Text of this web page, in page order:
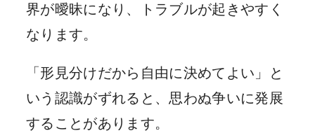
界が曖昧になり、トラブルが起きやすく
なります。
「形見分けだから自由に決めてよい」と
いう認識がずれると、思わぬ争いに発展
することがあります。